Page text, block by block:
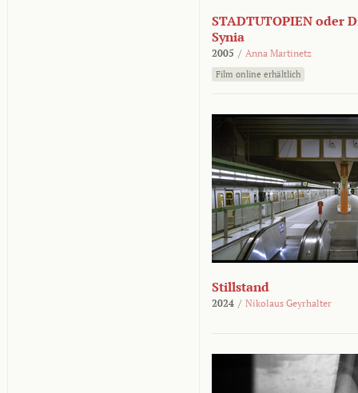
STADTUTOPIEN oder
Synia
2005 / Anna Martinetz
Film online erhältlich
Stillstand
2024 / Nikolaus Geyrhalter